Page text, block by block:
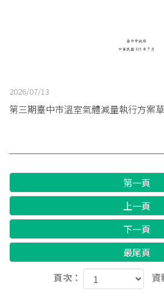
2026/07/13
第三期臺中市溫室氣體減量執行方案
第一頁
上一頁
下一頁
最尾頁
頁次：
資